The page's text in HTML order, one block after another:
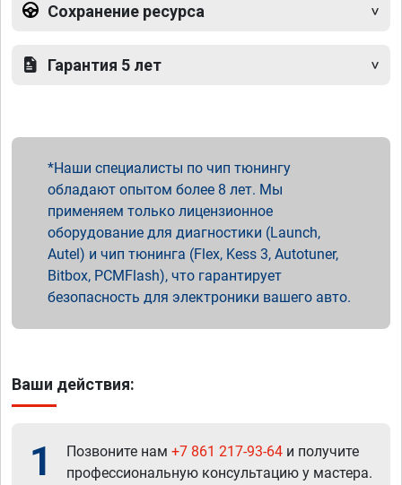
Сохранение ресурса
Гарантия 5 лет
Наши специалисты по чип тюнингу
обладают опытом более 8 лет. Мы
применяем только лицензионное
оборудование для диагностики (Launch,
Autel) и чип тюнинга (Flex, Kess 3, Autotuner,
Bitbox, PCMFlash), что гарантирует
безопасность для электроники вашего авто.
Ваши действия:
1 Позвоните нам +7 861 217-93-64 и получите
профессиональную консультацию у мастера.